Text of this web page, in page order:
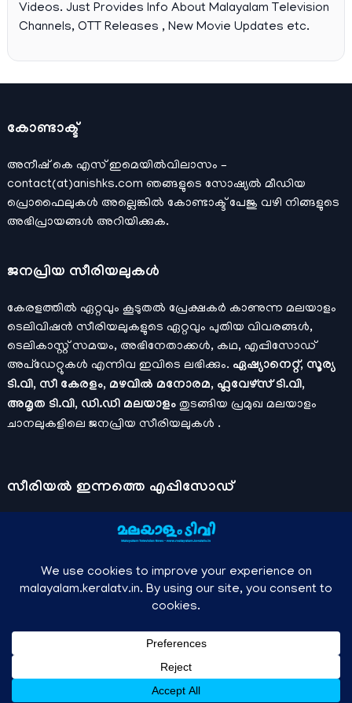
Videos. Just Provides Info About Malayalam Television
Channels, OTT Releases , New Movie Updates etc.
കോണ്ടാക്ട്
അനീഷ്‌ കെ എസ് ഇമെയില്‍വിലാസം –
contact(at)anishks.com ഞങ്ങളുടെ സോഷ്യല്‍ മീഡിയ
പ്രൊഫൈലുകള്‍ അല്ലെങ്കില്‍ കോണ്ടാക്ട്പേജു വഴി നിങ്ങളുടെ
അഭിപ്രായങ്ങള്‍ അറിയിക്കുക.
ജനപ്രിയ സീരിയലുകള്‍
കേരളത്തിൽ ഏറ്റവും കൂടുതൽ പ്രേക്ഷകർ കാണുന്ന മലയാളം
ടെലിവിഷൻ സീരിയലുകളുടെ ഏറ്റവും പുതിയ വിവരങ്ങൾ,
ടെലികാസ്റ്റ് സമയം, അഭിനേതാക്കൾ, കഥ, എപ്പിസോഡ്
അപ്ഡേറ്റുകൾ എന്നിവ ഇവിടെ ലഭിക്കും. ഏഷ്യാനെറ്റ്, സൂര്യ
ടി.വി, സീ കേരളം, മഴവിൽ മനോരമ, ഫ്ലവേഴ്സ് ടി.വി,
അമൃത ടി.വി, ഡി.ഡി മലയാളം തുടങ്ങിയ പ്രമുഖ മലയാളം
ചാനലുകളിലെ ജനപ്രിയ സീരിയലുകൾ .
സീരിയല്‍ ഇന്നത്തെ എപ്പിസോഡ്
ചാനലുകളുടെ ഔദ്യോഗിക മൊബൈല്‍ ആപ്പുകള്‍ , ഒഫിഷ്യല്‍
യൂട്യൂബ് ചാനല്‍ ഇവ ഉപയോഗപ്പെടുത്തി കഴിഞ്ഞുപോയ
മനോരമ മാക്സ് , സണ്‍ നെക്സ്റ്റ്, സോണി ലിവ് , നെറ്റ് ഫ്ലിക്സ്
തുടങ്ങിയ ഒടിടി ആപ്പുകള്‍ വഴിയുള്ള സിനിമ ഓണ്‍ലൈന്‍
മലയാളം ടിവി - എല്ലാ മലയാളം സീരിയലുകള്‍ , ഓടിടി റിലീസുകള്‍ ,
Owned and managed by Anish KS
↑